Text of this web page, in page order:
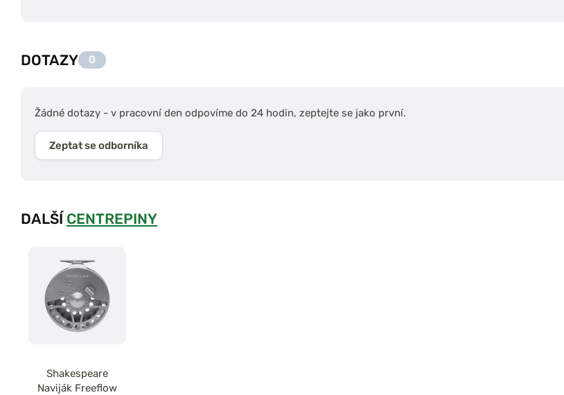
DOTAZY 0
Žádné dotazy - v pracovní den odpovíme do 24 hodin, zeptejte se jako první.
Zeptat se odborníka
DALŠÍ CENTREPINY
Shakespeare
Naviják Freeflow